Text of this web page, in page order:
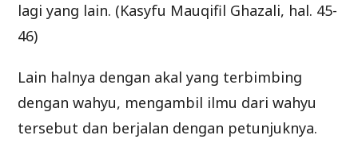
lagi yang lain. (Kasyfu Mauqifil Ghazali, hal. 45-
46)
Lain halnya dengan akal yang terbimbing
dengan wahyu, mengambil ilmu dari wahyu
tersebut dan berjalan dengan petunjuknya.